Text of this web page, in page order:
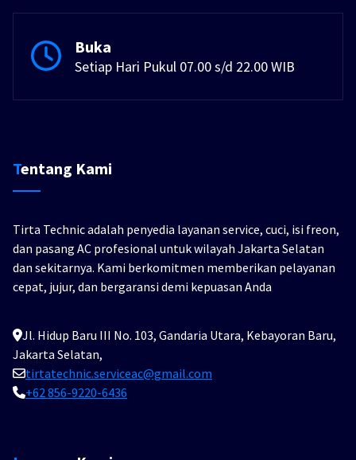
Buka
Setiap Hari Pukul 07.00 s/d 22.00 WIB
Tentang Kami
Tirta Technic adalah penyedia layanan service, cuci, isi freon,
dan pasang AC profesional untuk wilayah Jakarta Selatan
dan sekitarnya. Kami berkomitmen memberikan pelayanan
cepat, jujur, dan bergaransi demi kepuasan Anda
Jl. Hidup Baru III No. 103, Gandaria Utara, Kebayoran Baru,
Jakarta Selatan,
tirtatechnic.serviceac@gmail.com
+62 856-9220-6436